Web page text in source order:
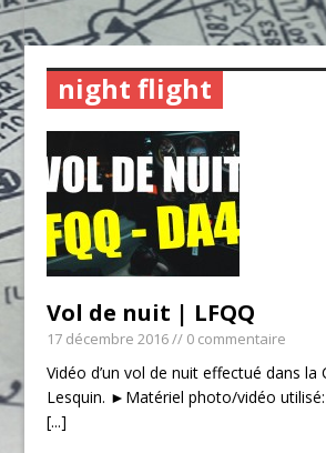
night flight
Vol de nuit | LFQQ
17 décembre 2016// 0 commentaire
Vidéo d’un vol de nuit effectué dans la
Lesquin. ►Matériel photo/vidéo
[...]